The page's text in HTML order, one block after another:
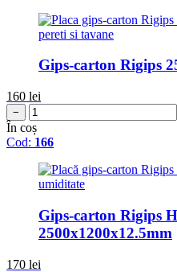
Gips-carton Rigips
160 lei
−
În coș
Cod: 166
Gips-carton Rigips
2500x1200x12.5mm
170 lei